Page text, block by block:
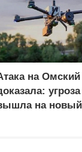
на
на новый